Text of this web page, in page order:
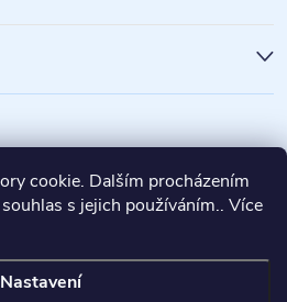
cookie. Dalším procházením
s jejich používáním.. Více
Nastavení